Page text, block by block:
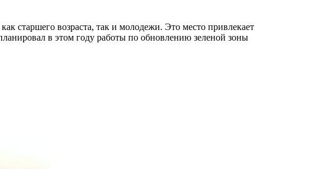
старшего возраста, так и молодежи. Это место привлекает
в этом году работы по обновлению зеленой зоны